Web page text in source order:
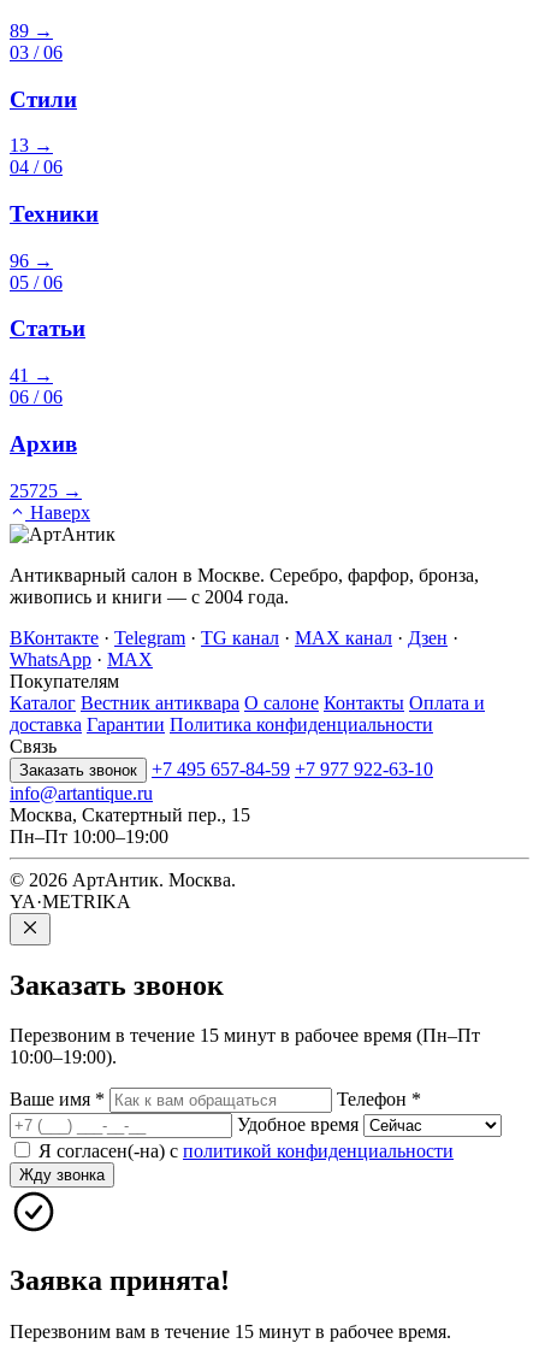
89 →
03 / 06
Стили
13 →
04 / 06
Техники
96 →
05 / 06
Статьи
41 →
06 / 06
Архив
25725 →
Наверх
Антикварный салон в Москве. Серебро, фарфор, бронза,
живопись и книги — с 2004 года.
ВКонтакте · Telegram · TG канал · MAX канал · Дзен ·
WhatsApp · MAX
Покупателям
Каталог Вестник антиквара О салоне Контакты Оплата и
доставка Гарантии Политика конфиденциальности
Связь
Заказать звонок +7 495 657-84-59 +7 977 922-63-10
info@artantique.ru
Москва, Скатертный пер., 15
Пн–Пт 10:00–19:00
© 2026 АртАнтик. Москва.
YA·METRIKA
Заказать звонок
Перезвоним в течение 15 минут в рабочее время (Пн–Пт
10:00–19:00).
Ваше имя * Телефон *
Удобное время
Я согласен(-на) с политикой конфиденциальности
Жду звонка
Заявка принята!
Перезвоним вам в течение 15 минут в рабочее время.